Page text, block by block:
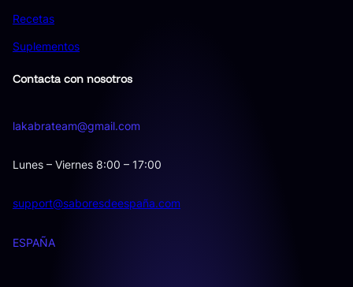
Recetas
Suplementos
Contacta con nosotros
lakabrateam@gmail.com
Lunes – Viernes 8:00 – 17:00
support@saboresdeespaña.com
ESPAÑA